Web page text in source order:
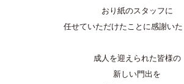
おり紙のスタッフに
任せていただけたことに感謝い
成人を迎えられた皆様の
新しい門出を